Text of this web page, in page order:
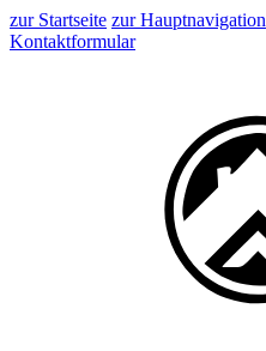
zur Startseite zur Hauptnavigation
Kontaktformular